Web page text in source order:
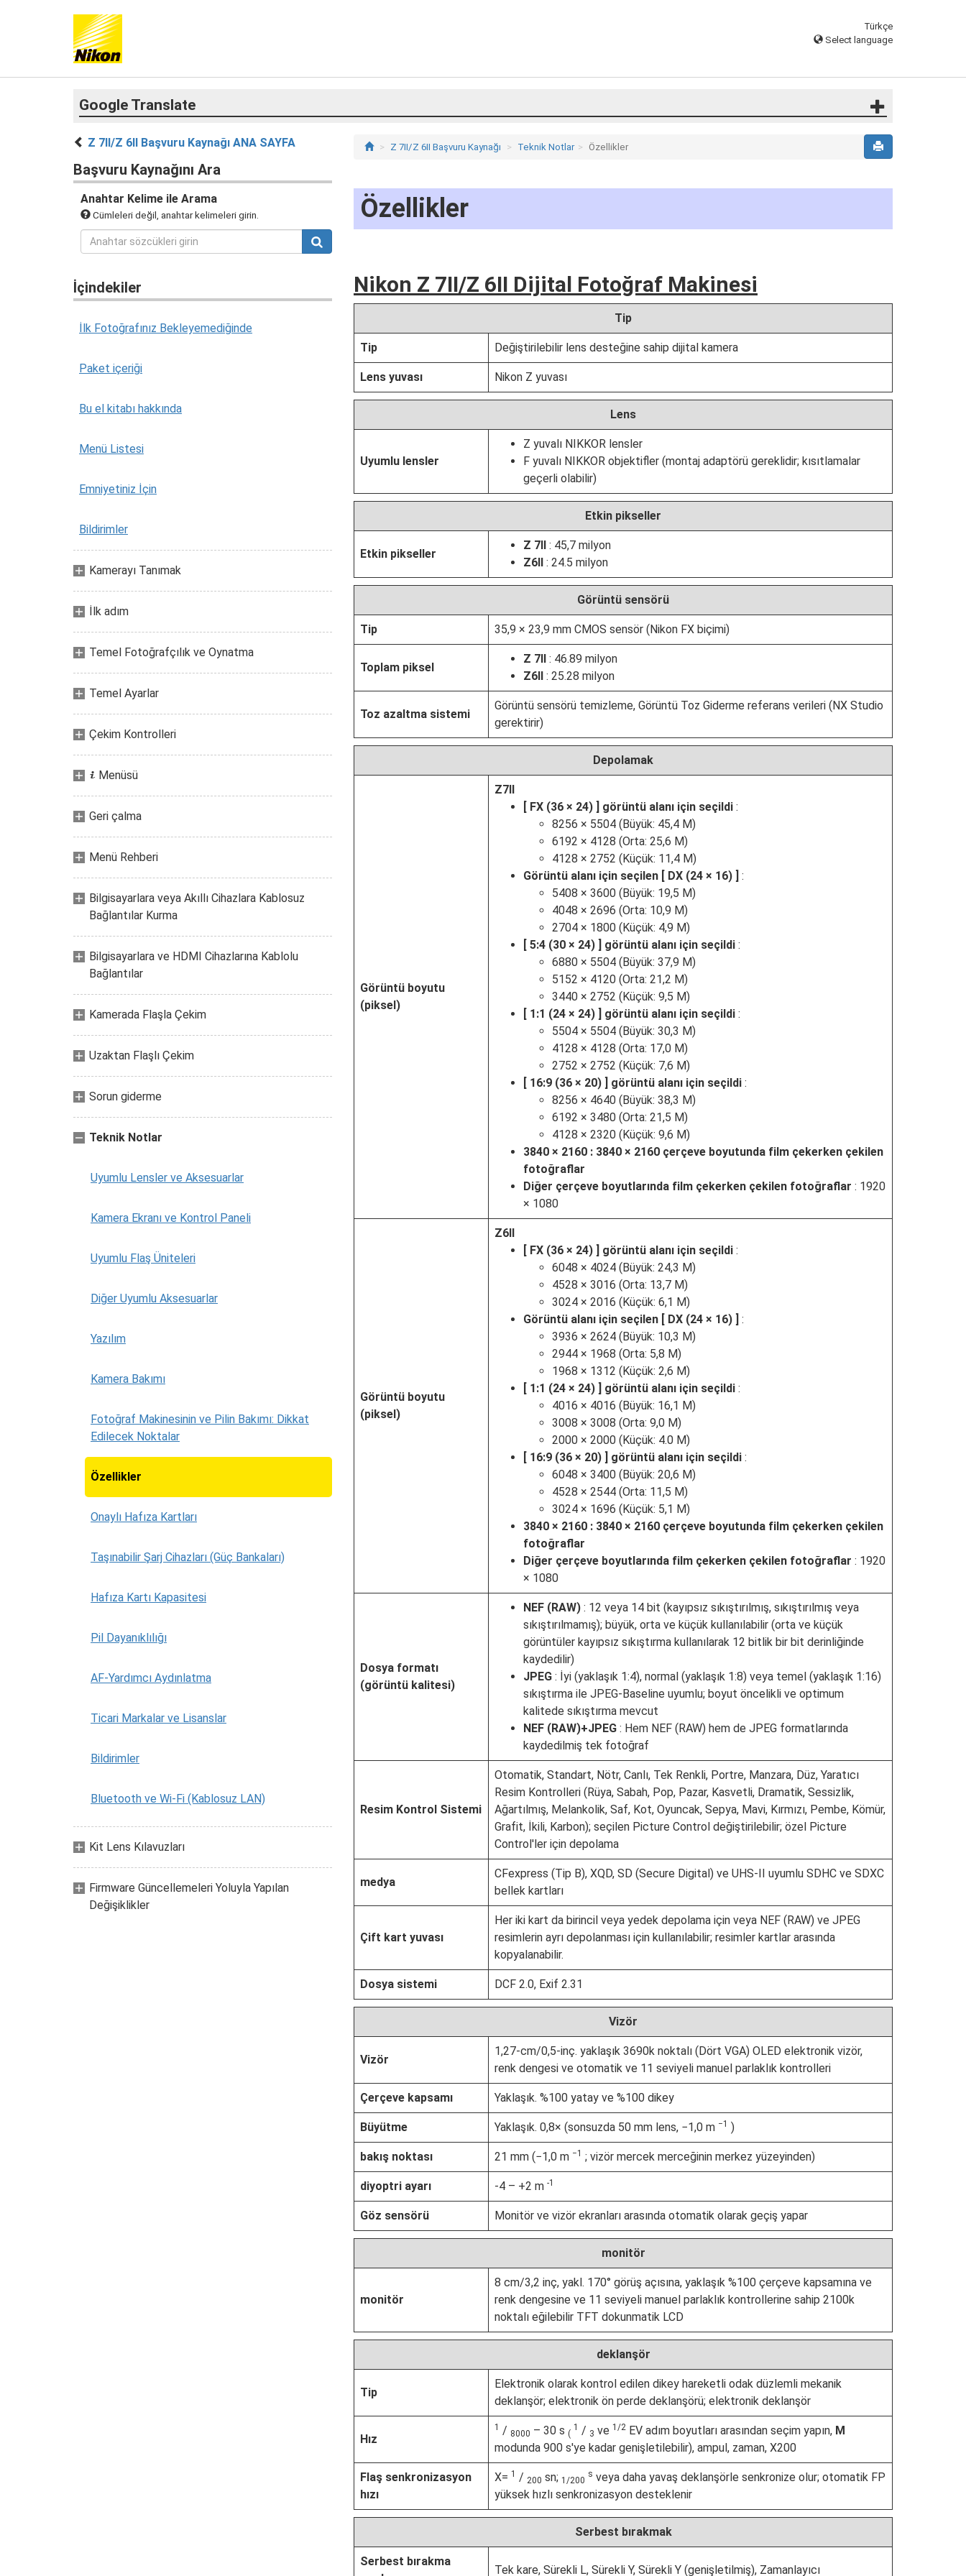
Türkçe
Select language
Google Translate
Z 7II/Z 6II Başvuru Kaynağı ANA SAYFA
Başvuru Kaynağını Ara
Anahtar Kelime ile Arama
Cümleleri değil, anahtar kelimeleri girin.
İçindekiler
İlk Fotoğrafınız Bekleyemediğinde
Paket içeriği
Bu el kitabı hakkında
Menü Listesi
Emniyetiniz İçin
Bildirimler
Kamerayı Tanımak
İlk adım
Temel Fotoğrafçılık ve Oynatma
Temel Ayarlar
Çekim Kontrolleri
i Menüsü
Geri çalma
Menü Rehberi
Bilgisayarlara veya Akıllı Cihazlara Kablosuz
Bağlantılar Kurma
Bilgisayarlara ve HDMI Cihazlarına Kablolu
Bağlantılar
Kamerada Flaşla Çekim
Uzaktan Flaşlı Çekim
Sorun giderme
Teknik Notlar
Uyumlu Lensler ve Aksesuarlar
Kamera Ekranı ve Kontrol Paneli
Uyumlu Flaş Üniteleri
Diğer Uyumlu Aksesuarlar
Yazılım
Kamera Bakımı
Fotoğraf Makinesinin ve Pilin Bakımı: Dikkat
Edilecek Noktalar
Özellikler
Onaylı Hafıza Kartları
Taşınabilir Şarj Cihazları (Güç Bankaları)
Hafıza Kartı Kapasitesi
Pil Dayanıklılığı
AF-Yardımcı Aydınlatma
Ticari Markalar ve Lisanslar
Bildirimler
Bluetooth ve Wi-Fi (Kablosuz LAN)
Kit Lens Kılavuzları
Firmware Güncellemeleri Yoluyla Yapılan
Değişiklikler
Z 7II/Z 6II Başvuru Kaynağı Teknik Notlar Özellikler
Özellikler
Nikon Z 7II/Z 6II Dijital Fotoğraf Makinesi
Tip
Tip Değiştirilebilir lens desteğine sahip dijital kamera
Lens yuvası Nikon Z yuvası
Lens
Uyumlu lensler
Z yuvalı NIKKOR lensler
F yuvalı NIKKOR objektifler (montaj adaptörü gereklidir; kısıtlamalar
geçerli olabilir)
Etkin pikseller
Etkin pikseller
Z 7II : 45,7 milyon
Z6II : 24.5 milyon
Görüntü sensörü
Tip 35,9 × 23,9 mm CMOS sensör (Nikon FX biçimi)
Toplam piksel
Z 7II : 46.89 milyon
Z6II : 25.28 milyon
Toz azaltma sistemi
Görüntü sensörü temizleme, Görüntü Toz Giderme referans verileri (NX Studio
gerektirir)
Depolamak
Görüntü boyutu
(piksel)
Z7II
[ FX (36 × 24) ] görüntü alanı için seçildi :
8256 × 5504 (Büyük: 45,4 M)
6192 × 4128 (Orta: 25,6 M)
4128 × 2752 (Küçük: 11,4 M)
Görüntü alanı için seçilen [ DX (24 × 16) ] :
5408 × 3600 (Büyük: 19,5 M)
4048 × 2696 (Orta: 10,9 M)
2704 × 1800 (Küçük: 4,9 M)
[ 5:4 (30 × 24) ] görüntü alanı için seçildi :
6880 × 5504 (Büyük: 37,9 M)
5152 × 4120 (Orta: 21,2 M)
3440 × 2752 (Küçük: 9,5 M)
[ 1:1 (24 × 24) ] görüntü alanı için seçildi :
5504 × 5504 (Büyük: 30,3 M)
4128 × 4128 (Orta: 17,0 M)
2752 × 2752 (Küçük: 7,6 M)
[ 16:9 (36 × 20) ] görüntü alanı için seçildi :
8256 × 4640 (Büyük: 38,3 M)
6192 × 3480 (Orta: 21,5 M)
4128 × 2320 (Küçük: 9,6 M)
3840 × 2160 : 3840 × 2160 çerçeve boyutunda film çekerken çekilen
fotoğraflar
Diğer çerçeve boyutlarında film çekerken çekilen fotoğraflar : 1920
× 1080
Görüntü boyutu
(piksel)
Z6II
[ FX (36 × 24) ] görüntü alanı için seçildi :
6048 × 4024 (Büyük: 24,3 M)
4528 × 3016 (Orta: 13,7 M)
3024 × 2016 (Küçük: 6,1 M)
Görüntü alanı için seçilen [ DX (24 × 16) ] :
3936 × 2624 (Büyük: 10,3 M)
2944 × 1968 (Orta: 5,8 M)
1968 × 1312 (Küçük: 2,6 M)
[ 1:1 (24 × 24) ] görüntü alanı için seçildi :
4016 × 4016 (Büyük: 16,1 M)
3008 × 3008 (Orta: 9,0 M)
2000 × 2000 (Küçük: 4.0 M)
[ 16:9 (36 × 20) ] görüntü alanı için seçildi :
6048 × 3400 (Büyük: 20,6 M)
4528 × 2544 (Orta: 11,5 M)
3024 × 1696 (Küçük: 5,1 M)
3840 × 2160 : 3840 × 2160 çerçeve boyutunda film çekerken çekilen
fotoğraflar
Diğer çerçeve boyutlarında film çekerken çekilen fotoğraflar : 1920
× 1080
Dosya formatı
(görüntü kalitesi)
NEF (RAW) : 12 veya 14 bit (kayıpsız sıkıştırılmış, sıkıştırılmış veya
sıkıştırılmamış); büyük, orta ve küçük kullanılabilir (orta ve küçük
görüntüler kayıpsız sıkıştırma kullanılarak 12 bitlik bir bit derinliğinde
kaydedilir)
JPEG : İyi (yaklaşık 1:4), normal (yaklaşık 1:8) veya temel (yaklaşık 1:16)
sıkıştırma ile JPEG-Baseline uyumlu; boyut öncelikli ve optimum
kalitede sıkıştırma mevcut
NEF (RAW)+JPEG : Hem NEF (RAW) hem de JPEG formatlarında
kaydedilmiş tek fotoğraf
Resim Kontrol Sistemi
Otomatik, Standart, Nötr, Canlı, Tek Renkli, Portre, Manzara, Düz, Yaratıcı
Resim Kontrolleri (Rüya, Sabah, Pop, Pazar, Kasvetli, Dramatik, Sessizlik,
Ağartılmış, Melankolik, Saf, Kot, Oyuncak, Sepya, Mavi, Kırmızı, Pembe, Kömür,
Grafit, İkili, Karbon); seçilen Picture Control değiştirilebilir; özel Picture
Control'ler için depolama
medya
CFexpress (Tip B), XQD, SD (Secure Digital) ve UHS‑II uyumlu SDHC ve SDXC
bellek kartları
Çift kart yuvası
Her iki kart da birincil veya yedek depolama için veya NEF (RAW) ve JPEG
resimlerin ayrı depolanması için kullanılabilir; resimler kartlar arasında
kopyalanabilir.
Dosya sistemi DCF 2.0, Exif 2.31
Vizör
Vizör
1,27‑cm/0,5‑inç. yaklaşık 3690k noktalı (Dört VGA) OLED elektronik vizör,
renk dengesi ve otomatik ve 11 seviyeli manuel parlaklık kontrolleri
Çerçeve kapsamı Yaklaşık. %100 yatay ve %100 dikey
Büyütme Yaklaşık. 0,8× (sonsuzda 50 mm lens, −1,0 m −1 )
bakış noktası 21 mm (−1,0 m −1 ; vizör mercek merceğinin merkez yüzeyinden)
diyoptri ayarı -4 – +2 m -1
Göz sensörü Monitör ve vizör ekranları arasında otomatik olarak geçiş yapar
monitör
monitör
8 cm/3,2 inç, yakl. 170° görüş açısına, yaklaşık %100 çerçeve kapsamına ve
renk dengesine ve 11 seviyeli manuel parlaklık kontrollerine sahip 2100k
noktalı eğilebilir TFT dokunmatik LCD
deklanşör
Tip
Elektronik olarak kontrol edilen dikey hareketli odak düzlemli mekanik
deklanşör; elektronik ön perde deklanşörü; elektronik deklanşör
Hız
1 / 8000 – 30 s (
1 / 3 ve 1/2 EV adım boyutları arasından seçim yapın, M
modunda 900 s'ye kadar genişletilebilir), ampul, zaman, X200
Flaş senkronizasyon
hızı
X= 1 / 200 sn; 1/200
s veya daha yavaş deklanşörle senkronize olur; otomatik FP
yüksek hızlı senkronizasyon desteklenir
Serbest bırakmak
Serbest bırakma
Tek kare, Sürekli L, Sürekli Y, Sürekli Y (genişletilmiş), Zamanlayıcı